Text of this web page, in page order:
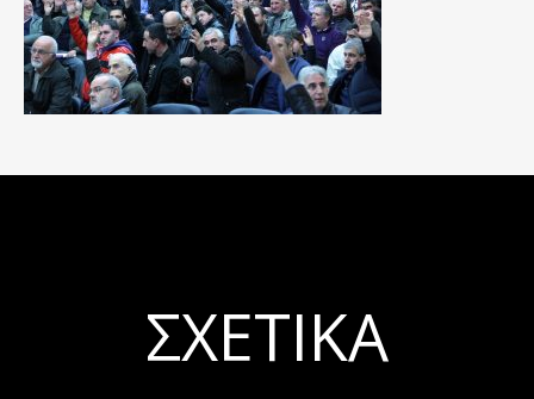
ΣΧΕΤΙΚΆ